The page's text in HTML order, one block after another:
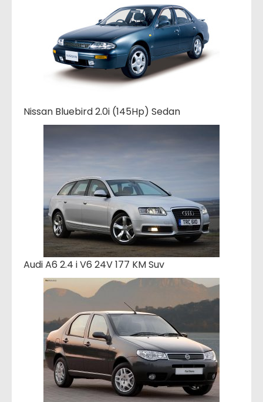
Nissan Bluebird 2.0i (145Hp) Sedan
Audi A6 2.4 i V6 24V 177 KM Suv